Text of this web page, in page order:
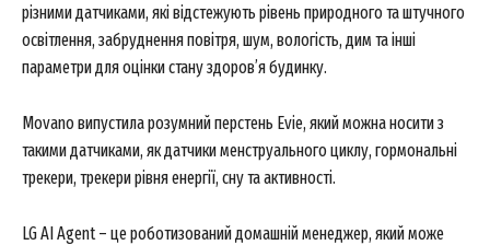
різними датчиками, які відстежують рівень природного та штучного
освітлення, забруднення повітря, шум, вологість, дим та інші
параметри для оцінки стану здоров’я будинку.
Movano випустила розумний перстень Evie, який можна носити з
такими датчиками, як датчики менструального циклу, гормональні
трекери, трекери рівня енергії, сну та активності.
LG AI Agent – це роботизований домашній менеджер, який може